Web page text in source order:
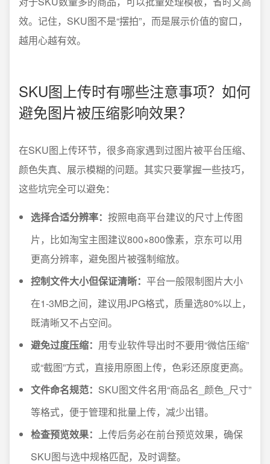
效。记住，SKU图不是“摆拍”，而是展示价值的窗口，
越用心越有效。
SKU图上传时有哪些注意事项？如何
避免图片被压缩影响效果？
在SKU图上传环节，很多商家遇到过图片被平台压缩、
颜色失真、展示模糊的问题。其实只要掌握一些技巧，
这些坑完全可以避免：
选择合适分辨率： 按照电商平台建议的尺寸上传图
片，比如淘宝主图建议800×800像素，京东可以用
更高分辨率，避免图片被强制缩放。
控制文件大小但保证清晰： 平台一般限制图片大小
在1-3MB之间，建议用JPG格式，质量选80%以上，
既清晰又不占空间。
避免过度压缩： 用专业软件导出时不要用“微信压缩”
或“截图”方式，直接用原图上传，色彩还原度更高。
文件命名规范： SKU图文件名用“商品名_颜色_尺寸”
等格式，便于管理和批量上传，减少出错。
检查预览效果： 上传后务必在前台预览效果，确保
SKU图与选中规格匹配，及时调整。